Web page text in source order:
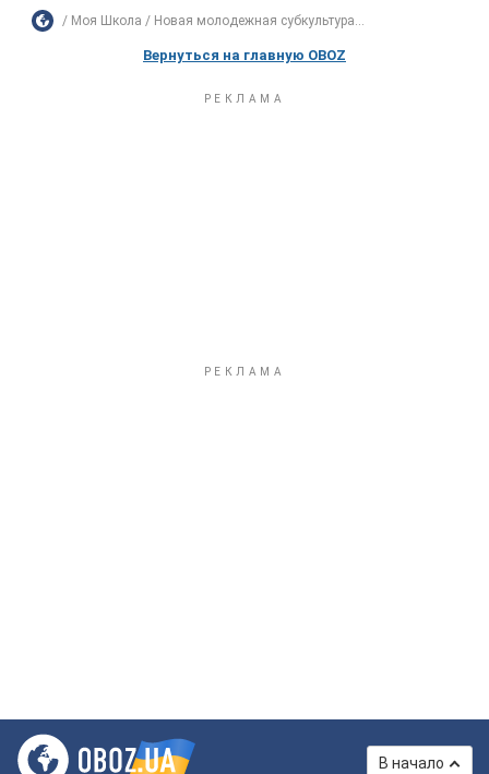
Моя Школа Новая молодежная субкультура...
Вернуться на главную OBOZ
В начало